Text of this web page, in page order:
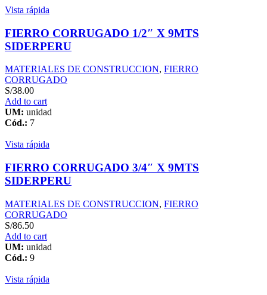
quantity
Vista rápida
FIERRO CORRUGADO 1/2″ X 9MTS
SIDERPERU
MATERIALES DE CONSTRUCCION, FIERRO
CORRUGADO
S/38.00
Add to cart
UM: unidad
Cód.: 7
Vista rápida
FIERRO CORRUGADO 3/4″ X 9MTS
SIDERPERU
MATERIALES DE CONSTRUCCION, FIERRO
CORRUGADO
S/86.50
Add to cart
UM: unidad
Cód.: 9
Vista rápida